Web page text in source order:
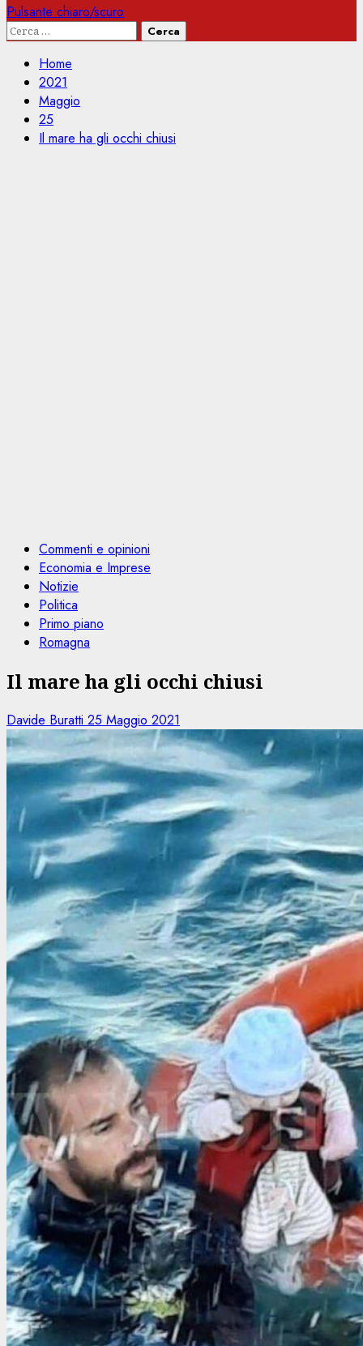
Pulsante chiaro/scuro
Ricerca
Home
2021
Maggio
25
Il mare ha gli occhi chiusi
Commenti e opinioni
Economia e Imprese
Notizie
Politica
Primo piano
Romagna
Il mare ha gli occhi chiusi
Davide Buratti 25 Maggio 2021